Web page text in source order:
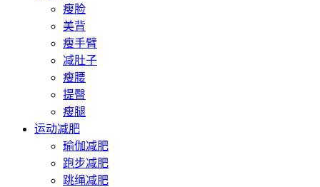
瘦脸
美背
瘦手臂
减肚子
瘦腰
提臀
瘦腿
运动减肥
瑜伽减肥
跑步减肥
跳绳减肥